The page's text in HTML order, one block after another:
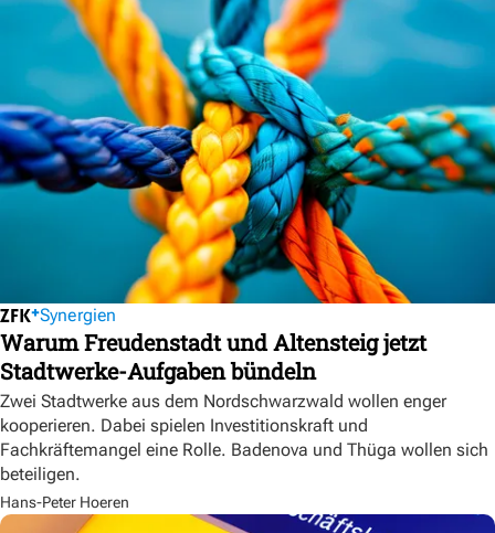
Synergien
Warum Freudenstadt und Altensteig jetzt
Stadtwerke-Aufgaben bündeln
Zwei Stadtwerke aus dem Nordschwarzwald wollen enger
kooperieren. Dabei spielen Investitionskraft und
Fachkräftemangel eine Rolle. Badenova und Thüga wollen sich
beteiligen.
Hans-Peter Hoeren